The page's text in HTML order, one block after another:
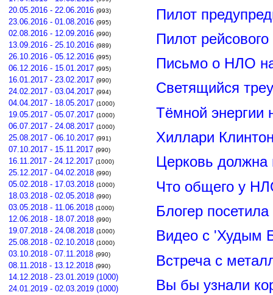
20.05.2016 - 22.06.2016 (993)
23.06.2016 - 01.08.2016 (995)
02.08.2016 - 12.09.2016 (990)
13.09.2016 - 25.10.2016 (989)
26.10.2016 - 05.12.2016 (995)
06.12.2016 - 15.01.2017 (995)
16.01.2017 - 23.02.2017 (990)
24.02.2017 - 03.04.2017 (994)
04.04.2017 - 18.05.2017 (1000)
19.05.2017 - 05.07.2017 (1000)
06.07.2017 - 24.08.2017 (1000)
25.08.2017 - 06.10.2017 (991)
07.10.2017 - 15.11.2017 (990)
16.11.2017 - 24.12.2017 (1000)
25.12.2017 - 04.02.2018 (990)
05.02.2018 - 17.03.2018 (1000)
18.03.2018 - 02.05.2018 (990)
03.05.2018 - 11.06.2018 (1000)
12.06.2018 - 18.07.2018 (990)
19.07.2018 - 24.08.2018 (1000)
25.08.2018 - 02.10.2018 (1000)
03.10.2018 - 07.11.2018 (990)
08.11.2018 - 13.12.2018 (990)
14.12.2018 - 23.01.2019 (1000)
24.01.2019 - 02.03.2019 (1000)
Пилот
Пилот
Письмо о НЛО
Светящийся
Тёмной энергии
Хиллари
Церковь должна
Что общего у
Блогер
Видео с 'Худым
Встреча с
Вы бы узнали